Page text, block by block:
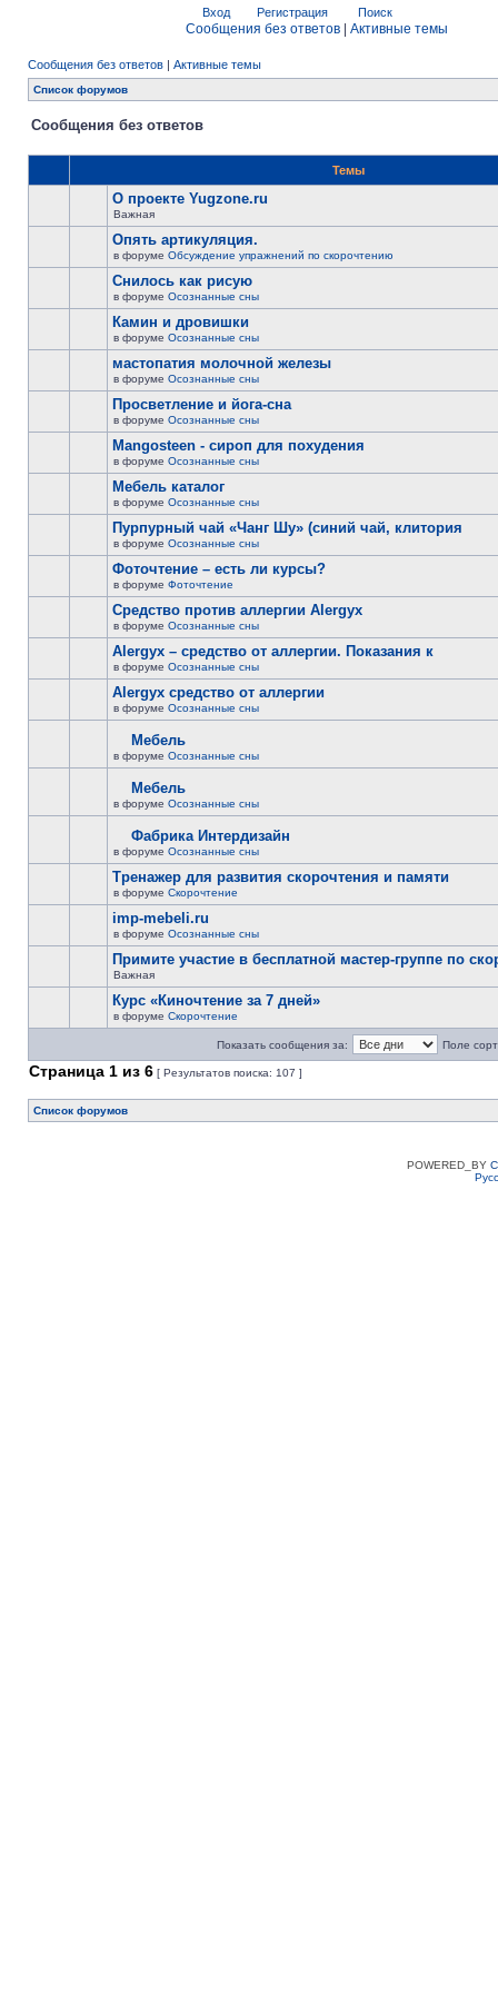
Вход Регистрация Поиск
Сообщения без ответов Активные темы
Сообщения без ответов | Активные темы
Список форумов
Сообщения без ответов
Темы
О проекте Yugzone.ru
Важная
Опять артикуляция.
в форуме Обсуждение упражнений по скорочтению
Снилось как рисую
в форуме Осознанные сны
Камин и дровишки
в форуме Осознанные сны
мастопатия молочной железы
в форуме Осознанные сны
Просветление и йога-сна
в форуме Осознанные сны
Mangosteen - сироп для похудения
в форуме Осознанные сны
Мебель каталог
в форуме Осознанные сны
Пурпурный чай «Чанг Шу» (синий чай, клитория
в форуме Осознанные сны
Фоточтение – есть ли курсы?
в форуме Фоточтение
Cредство против аллергии Alergyx
в форуме Осознанные сны
Alergyx – средство от аллергии. Показания к
в форуме Осознанные сны
Alergyx средство от аллергии
в форуме Осознанные сны
Мебель
в форуме Осознанные сны
Мебель
в форуме Осознанные сны
Фабрика Интердизайн
в форуме Осознанные сны
Тренажер для развития скорочтения и памяти
в форуме Скорочтение
imp-mebeli.ru
в форуме Осознанные сны
Примите участие в бесплатной мастер-группе по
Важная
Курс «Киночтение за 7 дней»
в форуме Скорочтение
Показать сообщения за: Поле
Страница 1 из 6 [ Результатов поиска: 107 ]
Список форумов
POWERED_BY